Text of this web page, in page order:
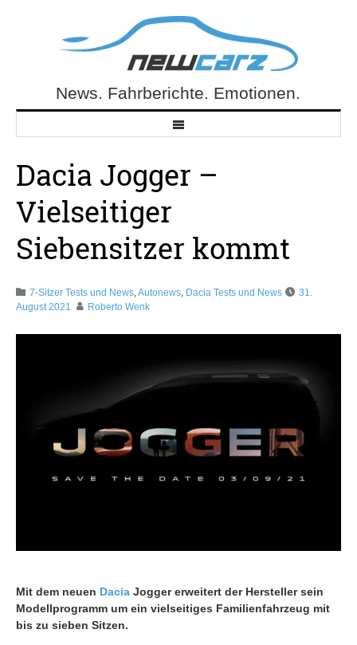
NewCarz.deNews. Fahrberichte. Emotionen.
Dacia Jogger –
Vielseitiger
Siebensitzer kommt
7-Sitzer Tests und News,Autonews, Dacia Tests und News
31.
August 2021
Roberto Wenk
Mit dem neuen Dacia Jogger erweitert der Hersteller sein
Modellprogramm um ein vielseitiges Familienfahrzeug mit
bis zu sieben Sitzen.